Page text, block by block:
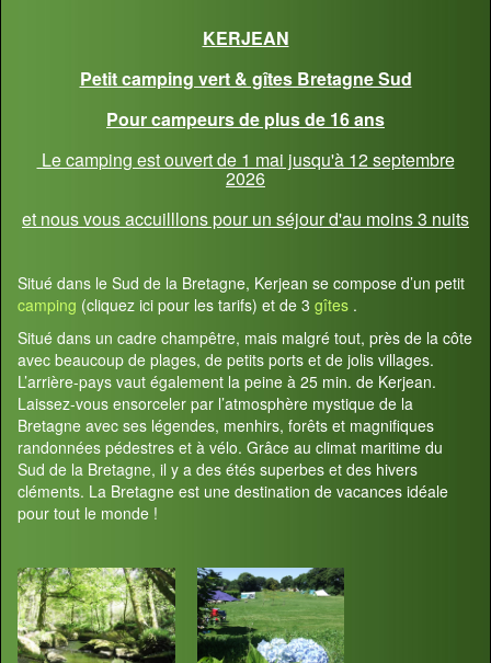
KERJEAN
Petit camping vert & gîtes Bretagne Sud
Pour campeurs de plus de 16 ans
Le camping est ouvert de 1 mai jusqu'à 12 septembre
2026
et nous vous accuilllons pour un séjour d'au moins 3 nuits
Situé dans le Sud de la Bretagne, Kerjean se compose d’un petit
camping (cliquez ici pour les tarifs) et de 3 gîtes .
Situé dans un cadre champêtre, mais malgré tout, près de la côte
avec beaucoup de plages, de petits ports et de jolis villages.
L’arrière-pays vaut également la peine à 25 min. de Kerjean.
Laissez-vous ensorceler par l’atmosphère mystique de la
Bretagne avec ses légendes, menhirs, forêts et magnifiques
randonnées pédestres et à vélo. Grâce au climat maritime du
Sud de la Bretagne, il y a des étés superbes et des hivers
cléments. La Bretagne est une destination de vacances idéale
pour tout le monde !